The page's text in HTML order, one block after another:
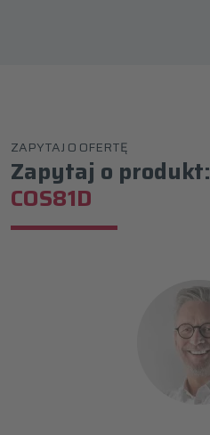
ZAPYTAJ O OFERTĘ
Zapytaj o produkt:
COS81D